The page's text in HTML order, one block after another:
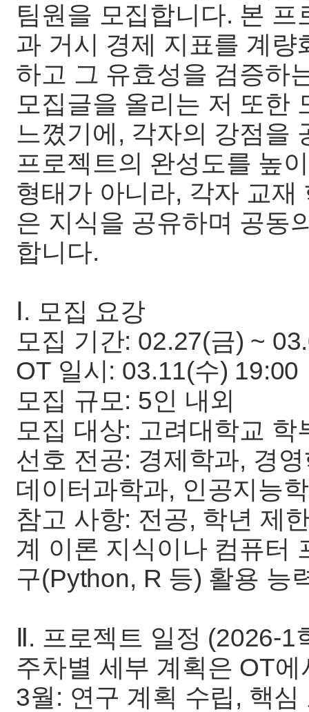
팀원을 모집합니다. 본
과 거시 경제 지표를 계
하고 그 유효성을 검증하
모집글을 올리는 저 또한
느꼈기에, 각자의 강점을
프로젝트의 완성도를 높
형태가 아니라, 각자 교
은 지식을 공유하며 공동
합니다.
Ⅰ. 모집 요강
모집 기간: 02.27(금) ~
OT 일시: 03.11(수) 19:00
모집 규모: 5인 내외
모집 대상: 고려대학교
선호 전공: 경제학과, 경
데이터과학과, 인공지능
참고 사항: 전공, 학년 제
계 이론 지식이나 컴퓨터
구(Python, R 등) 활용 능
Ⅱ. 프로젝트 일정 (2026-1
주차별 세부 계획은 OT
3월: 연구 계획 수립, 핵